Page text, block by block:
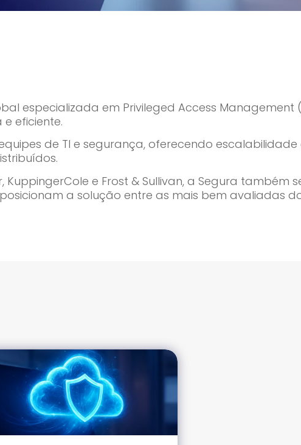
especializada em Privileged Access Management
eficiente.
de TI e segurança, oferecendo escalabilidade
e Frost & Sullivan, a Segura também
posicionam a solução entre as mais bem avaliadas